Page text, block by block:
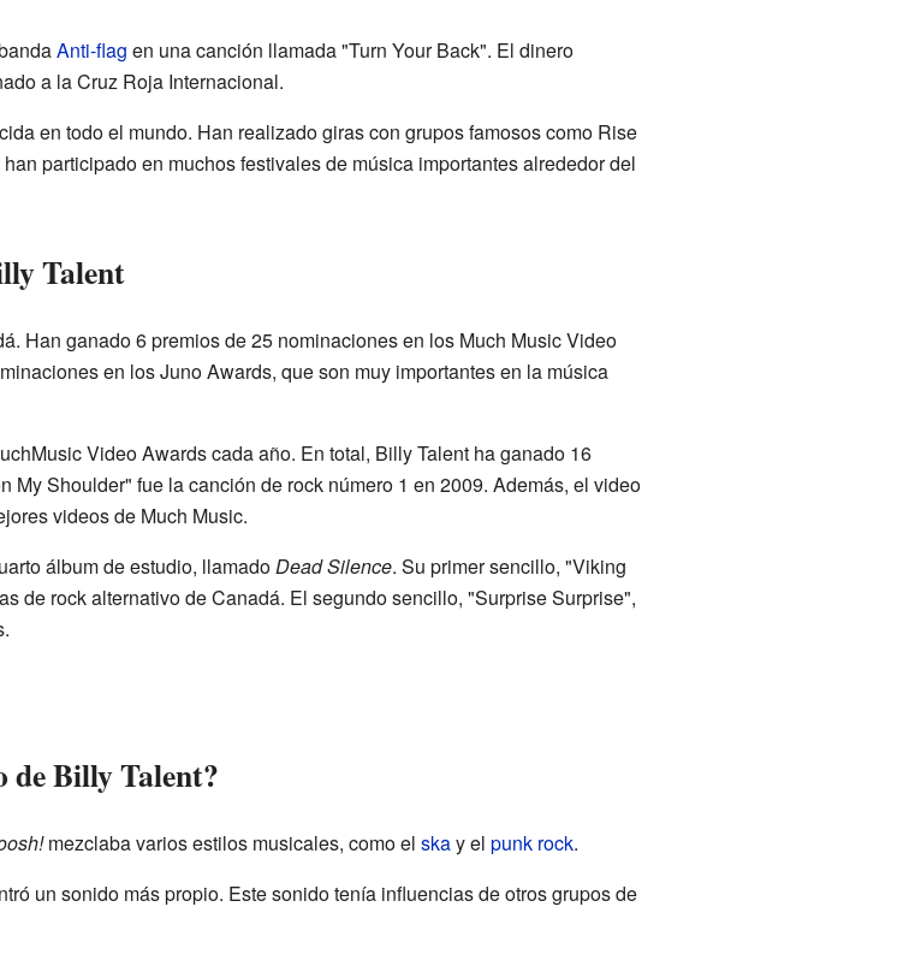
Anti-flag en una canción llamada "Turn Your Back". El dinero
a la Cruz Roja Internacional.
en todo el mundo. Han realizado giras con grupos famosos como Rise
participado en muchos festivales de música importantes alrededor del
Talent
Han ganado 6 premios de 25 nominaciones en los Much Music Video
en los Juno Awards, que son muy importantes en la música
Video Awards cada año. En total, Billy Talent ha ganado 16
Shoulder" fue la canción de rock número 1 en 2009. Además, el video
videos de Much Music.
álbum de estudio, llamadoDead Silence. Su primer sencillo, "Viking
de rock alternativo de Canadá. El segundo sencillo, "Surprise Surprise",
de Billy Talent?
mezclaba varios estilos musicales, como el skay el punk rock.
un sonido más propio. Este sonido tenía influencias de otros grupos de